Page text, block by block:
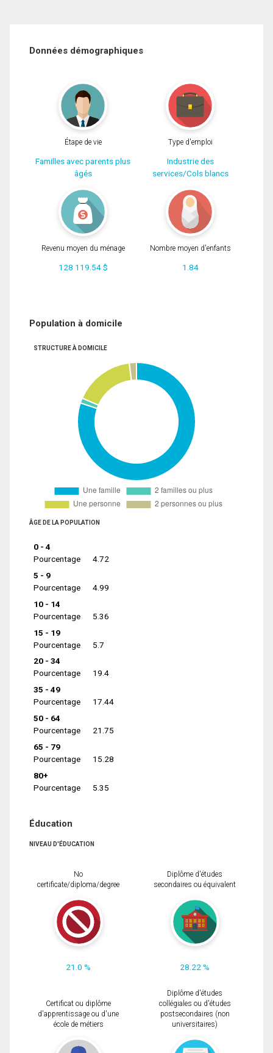
Données démographiques
Étape de vie
Familles avec parents plus
âgés
Type d'emploi
Industrie des
services/Cols blancs
Revenu moyen du ménage
128 119.54 $
Nombre moyen d'enfants
1.84
Population à domicile
STRUCTURE À DOMICILE
ÂGE DE LA POPULATION
0 - 4
Pourcentage
4.72
5 - 9
Pourcentage
4.99
10 - 14
Pourcentage
5.36
15 - 19
Pourcentage
5.7
20 - 34
Pourcentage
19.4
35 - 49
Pourcentage
17.44
50 - 64
Pourcentage
21.75
65 - 79
Pourcentage
15.28
80+
Pourcentage
5.35
Éducation
NIVEAU D'ÉDUCATION
No
certificate/diploma/degree
21.0 %
Diplôme d'études
secondaires ou équivalent
28.22 %
Certificat ou diplôme
d'apprentissage ou d'une
école de métiers
Diplôme d'études
collégiales ou d'études
postsecondaires (non
universitaires)